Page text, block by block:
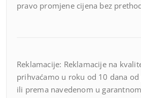
pravo promjene cijena bez
Reklamacije: Reklamacije na
prihvaćamo u roku od 10 dana
ili prema navedenom u